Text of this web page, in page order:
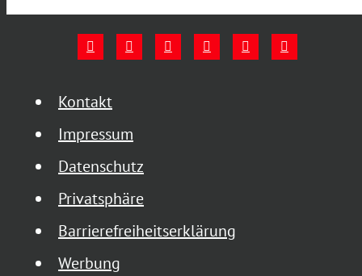
Kontakt
Impressum
Datenschutz
Privatsphäre
Barrierefreiheitserklärung
Werbung